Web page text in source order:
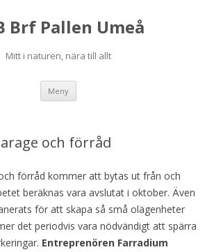
Brf Pallen Umeå
Mitt i naturen, nära till allt
Meny
och förråd
förråd kommer att bytas ut från och
beräknas vara avslutat i oktober. Även
för att skapa så små olägenheter
det periodvis vara nödvändigt att spärra
Entreprenören Farradium